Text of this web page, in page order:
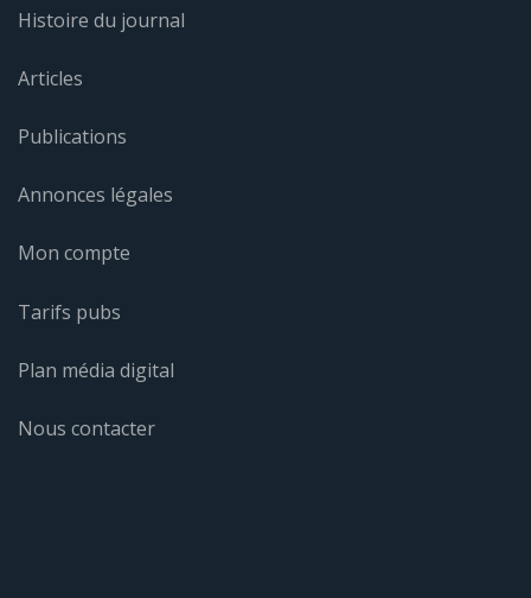
Histoire du journal
Articles
Publications
Annonces légales
Mon compte
Tarifs pubs
Plan média digital
Nous contacter